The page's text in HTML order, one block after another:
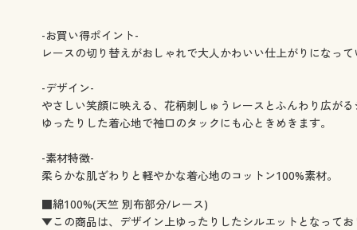
-お買い得ポイント-
レースの切り替えがおしゃれで大人かわいい仕上がりになって
-デザイン-
やさしい笑顔に映える、花柄刺しゅうレースとふんわり広がる
ゆったりした着心地で袖口のタックにも心ときめきます。
-素材特徴-
柔らかな肌ざわりと軽やかな着心地のコットン100%素材。
■綿100%(天竺 別布部分/レース)
▼この商品は、デザイン上ゆったりしたシルエットとなってお